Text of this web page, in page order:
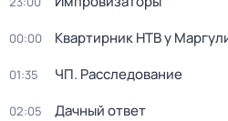
00:00 Квартирник НТВ у
01:35 ЧП. Расследование
02:05 Дачный ответ